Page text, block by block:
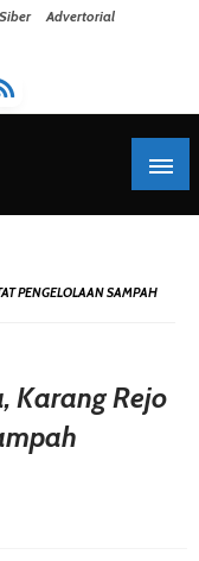
Advertorial
PENGELOLAAN SAMPAH
Karang Rejo